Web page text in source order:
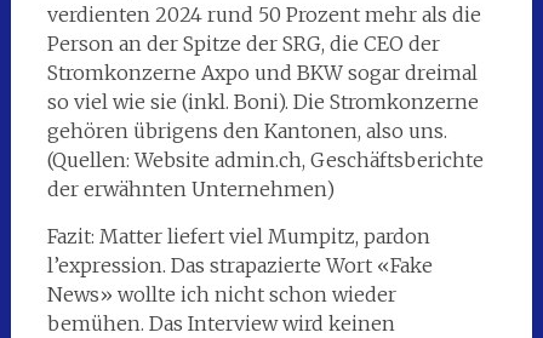
verdienten 2024 rund 50 Prozent mehr als die
Person an der Spitze der SRG, die CEO der
Stromkonzerne Axpo und BKW sogar dreimal
so viel wie sie (inkl. Boni). Die Stromkonzerne
gehören übrigens den Kantonen, also uns.
(Quellen: Website admin.ch, Geschäftsberichte
der erwähnten Unternehmen)
Fazit: Matter liefert viel Mumpitz, pardon
l’expression. Das strapazierte Wort «Fake
News» wollte ich nicht schon wieder
bemühen. Das Interview wird keinen